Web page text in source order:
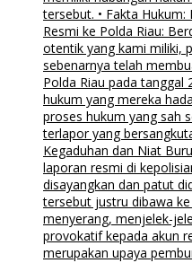
tersebut. • Fakta
Resmi ke Polda Riau:
otentik yang kami miliki,
sebenarnya telah
Polda Riau pada tanggal
hukum yang mereka
proses hukum yang sah
terlapor yang
Kegaduhan dan Niat
laporan resmi di
disayangkan dan patut
tersebut justru dibawa
menyerang, menjelek-
provokatif kepada akun
merupakan upaya